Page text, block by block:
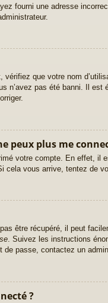
fourni une adresse
que votre nom
n’avez pas été banni. Il
peux plus me
votre compte. En effet, il
cela vous arrive, tentez de
être récupéré, il peut
. Suivez les instructions
passe, contactez un
?